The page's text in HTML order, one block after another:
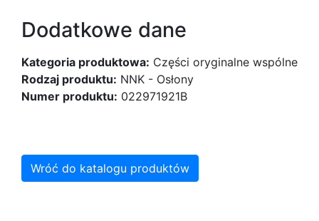
Dodatkowe dane
Kategoria produktowa: Części oryginalne wspólne
Rodzaj produktu: NNK - Osłony
Numer produktu: 022971921B
Wróć do katalogu produktów